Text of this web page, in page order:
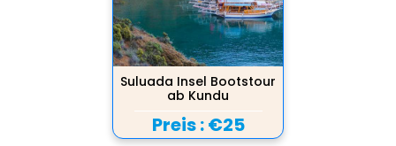
Suluada Insel Bootstour
ab Kundu
Preis :€25